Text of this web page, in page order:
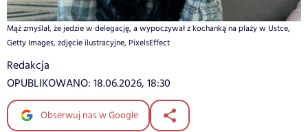
Mąż zmyślał, że jedzie w delegację, a wypoczywał z kochanką na plaży w Ustce,
Getty Images, zdjęcie ilustracyjne, PixelsEffect
Redakcja
OPUBLIKOWANO: 18.06.2026, 18:30
Obserwuj nas w Google